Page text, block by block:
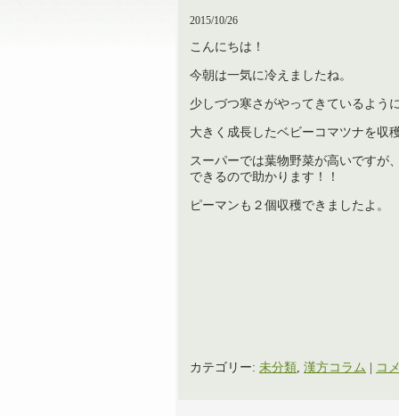
2015/10/26
こんにちは！
今朝は一気に冷えましたね。
少しづつ寒さがやってきているよう
大きく成長したベビーコマツナを収
スーパーでは葉物野菜が高いですが
できるので助かります！！
ピーマンも２個収穫できましたよ。
カテゴリー: 未分類 漢方コラム コ